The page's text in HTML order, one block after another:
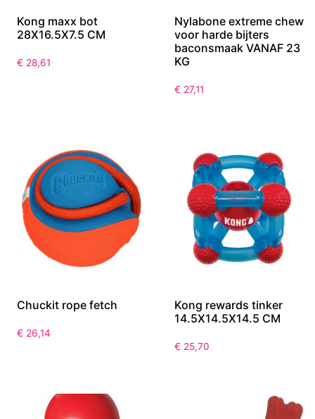
Kong maxx bot
28X16.5X7.5 CM
€ 28,61
Nylabone extreme chew
voor harde bijters
baconsmaak VANAF 23
KG
€ 27,11
Chuckit rope fetch
€ 26,14
Kong rewards tinker
14.5X14.5X14.5 CM
€ 25,70